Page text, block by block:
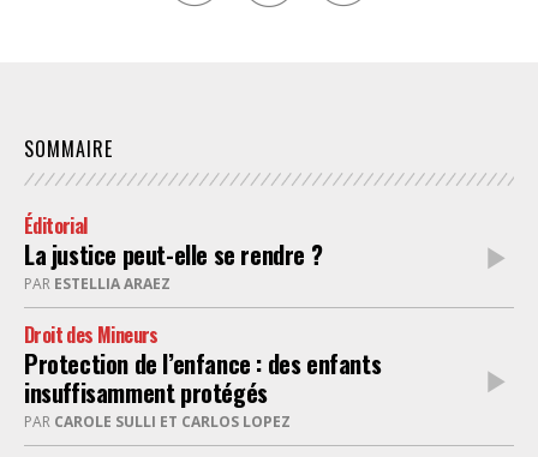
SOMMAIRE
Éditorial
La justice peut-elle se rendre ?
PAR ESTELLIA ARAEZ
Droit des Mineurs
Protection de l’enfance : des enfants
insuffisamment protégés
PAR CAROLE SULLI ET CARLOS LOPEZ